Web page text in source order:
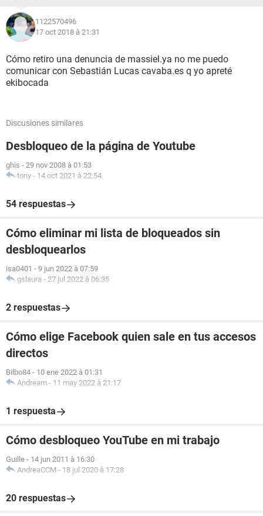
1122570496
17 oct 2018 à 21:31
Cómo retiro una denuncia de massiel.ya no me puedo
comunicar con Sebastián Lucas cavaba.es q yo apreté
ekibocada
Discusiones similares
Desbloqueo de la página de Youtube
ghis - 29 nov 2008 à 01:53
tony - 14 oct 2021 à 22:54
54 respuestas
Cómo eliminar mi lista de bloqueados sin
desbloquearlos
isa0401 - 9 jun 2022 à 07:59
gslaura - 27 jul 2022 à 06:35
2 respuestas
Cómo elige Facebook quien sale en tus accesos
directos
Bilbo84 - 10 ene 2022 à 01:31
Andream - 11 may 2022 à 21:17
1 respuesta
Cómo desbloqueo YouTube en mi trabajo
Guille - 14 jun 2011 à 16:30
AndreaCCM - 18 jul 2020 à 17:28
20 respuestas